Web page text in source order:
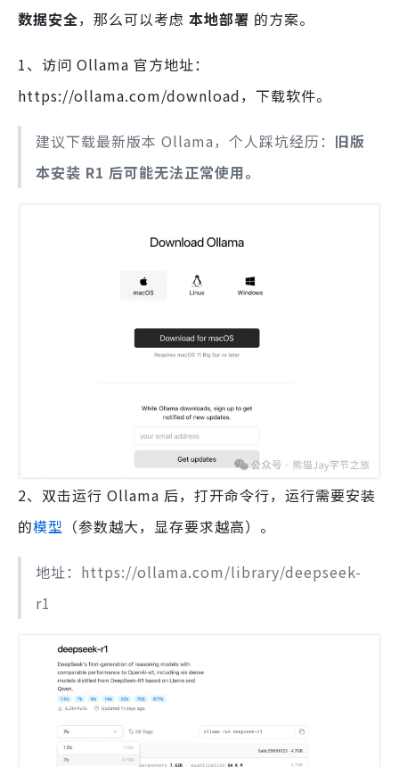
数据安全，那么可以考虑 本地部署 的方案。
1、访问 Ollama 官方地址：
https://ollama.com/download，下载软件。
建议下载最新版本 Ollama，个人踩坑经历： 旧版
本安装 R1 后可能无法正常使用。
2、双击运行 Ollama 后，打开命令行，运行需要安装
的模型 （参数越大，显存要求越高）。
地址：https://ollama.com/library/deepseek-
r1